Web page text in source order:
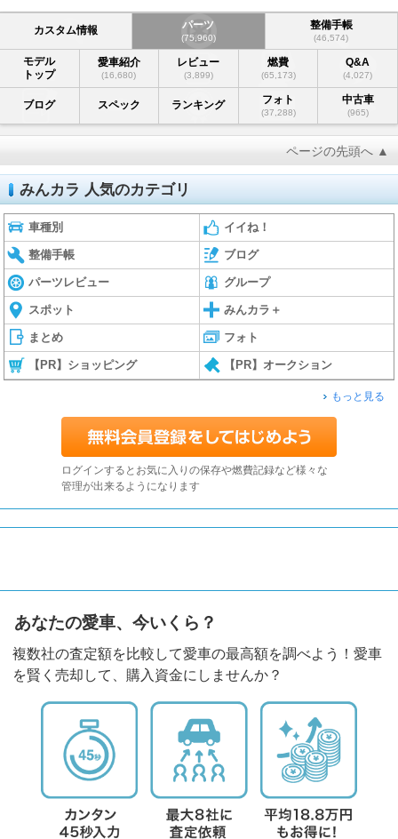
カスタム情報 パーツ
(75,960)
整備手帳
(46,574)
モデル
トップ
愛車紹介
(16,680)
レビュー
(3,899)
燃費
(65,173)
Q&A
(4,027)
ブログ スペック ランキング フォト
(37,288)
中古車
(965)
ページの先頭へ ▲
みんカラ 人気のカテゴリ
車種別 イイね！
整備手帳 ブログ
パーツレビュー グループ
スポット みんカラ＋
まとめ フォト
【PR】ショッピング 【PR】オークション
もっと見る
ログインするとお気に入りの保存や燃費記録など様々な
管理が出来るようになります
あなたの愛車、今いくら？
複数社の査定額を比較して愛車の最高額を調べよう！愛車
を賢く売却して、購入資金にしませんか？